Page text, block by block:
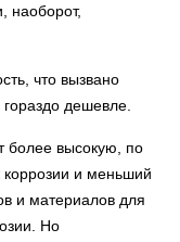
наоборот,
что вызвано
дешевле.
более высокую, по
коррозии и меньший
и материалов для
Но